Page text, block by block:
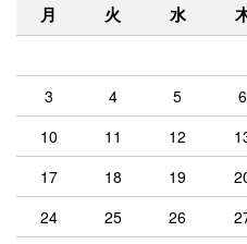
月 火 水
3
4 5 6
10
11 12
17
18 19
24
25 26